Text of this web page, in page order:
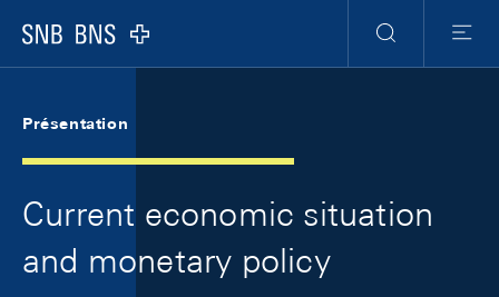
Logo
RechercheMenu
Présentation
Current economic situation
and monetary policy